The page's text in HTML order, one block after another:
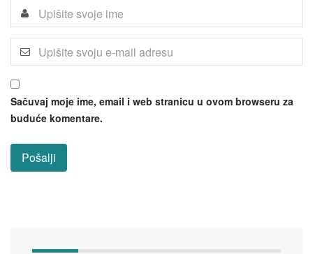
Sačuvaj moje ime, email i web stranicu u ovom browseru za
buduće komentare.